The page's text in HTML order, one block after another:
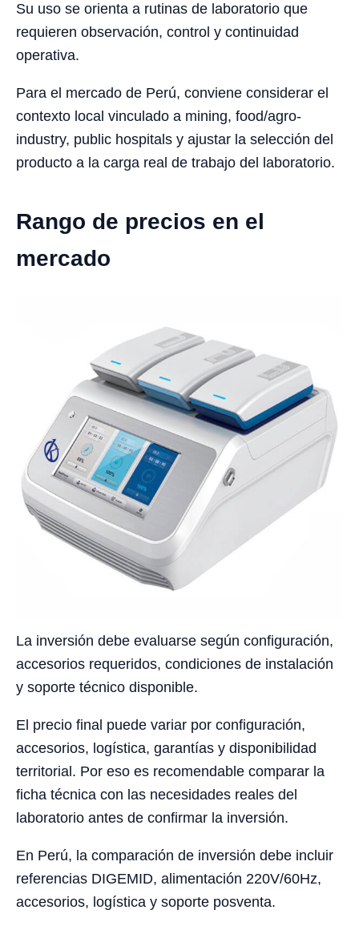
Su uso se orienta a rutinas de laboratorio que
requieren observación, control y continuidad
operativa.
Para el mercado de Perú, conviene considerar el
contexto local vinculado a mining, food/agro-
industry, public hospitals y ajustar la selección del
producto a la carga real de trabajo del laboratorio.
Rango de precios en el
mercado
La inversión debe evaluarse según configuración,
accesorios requeridos, condiciones de instalación
y soporte técnico disponible.
El precio final puede variar por configuración,
accesorios, logística, garantías y disponibilidad
territorial. Por eso es recomendable comparar la
ficha técnica con las necesidades reales del
laboratorio antes de confirmar la inversión.
En Perú, la comparación de inversión debe incluir
referencias DIGEMID, alimentación 220V/60Hz,
accesorios, logística y soporte posventa.